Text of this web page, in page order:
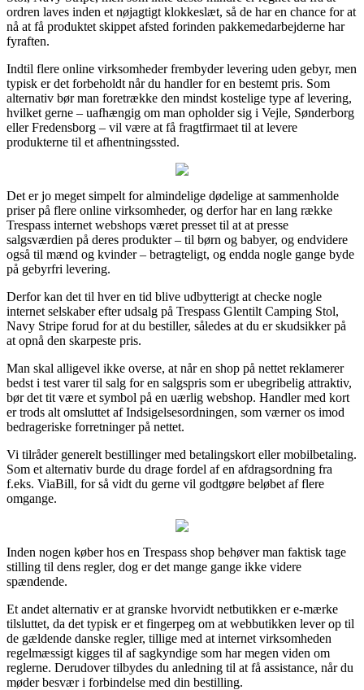
ordren laves inden et nøjagtigt klokkeslæt, så de har en chance for at
nå at få produktet skippet afsted forinden pakkemedarbejderne har
fyraften.
Indtil flere online virksomheder frembyder levering uden gebyr, men
typisk er det forbeholdt når du handler for en bestemt pris. Som
alternativ bør man foretrække den mindst kostelige type af levering,
hvilket gerne – uafhængig om man opholder sig i Vejle, Sønderborg
eller Fredensborg – vil være at få fragtfirmaet til at levere
produkterne til et afhentningssted.
Det er jo meget simpelt for almindelige dødelige at sammenholde
priser på flere online virksomheder, og derfor har en lang række
Trespass internet webshops været presset til at at presse
salgsværdien på deres produkter – til børn og babyer, og endvidere
også til mænd og kvinder – betragteligt, og endda nogle gange byde
på gebyrfri levering.
Derfor kan det til hver en tid blive udbytterigt at checke nogle
internet selskaber efter udsalg på Trespass Glentilt Camping Stol,
Navy Stripe forud for at du bestiller, således at du er skudsikker på
at opnå den skarpeste pris.
Man skal alligevel ikke overse, at når en shop på nettet reklamerer
bedst i test varer til salg for en salgspris som er ubegribelig attraktiv,
bør det tit være et symbol på en uærlig webshop. Handler med kort
er trods alt omsluttet af Indsigelsesordningen, som værner os imod
bedrageriske forretninger på nettet.
Vi tilråder generelt bestillinger med betalingskort eller mobilbetaling.
Som et alternativ burde du drage fordel af en afdragsordning fra
f.eks. ViaBill, for så vidt du gerne vil godtgøre beløbet af flere
omgange.
Inden nogen køber hos en Trespass shop behøver man faktisk tage
stilling til dens regler, dog er det mange gange ikke videre
spændende.
Et andet alternativ er at granske hvorvidt netbutikken er e-mærke
tilsluttet, da det typisk er et fingerpeg om at webbutikken lever op til
de gældende danske regler, tillige med at internet virksomheden
regelmæssigt kigges til af sagkyndige som har megen viden om
reglerne. Derudover tilbydes du anledning til at få assistance, når du
møder besvær i forbindelse med din bestilling.